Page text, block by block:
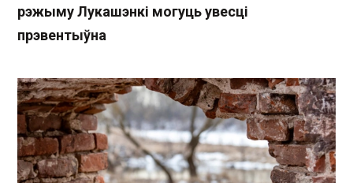
рэжыму Лукашэнкі могуць увесці
прэвентыўна